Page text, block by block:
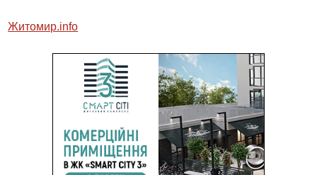
Житомир.info